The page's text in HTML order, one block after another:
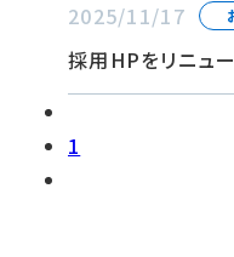
2025/11/17
採用HPをリニュー
1